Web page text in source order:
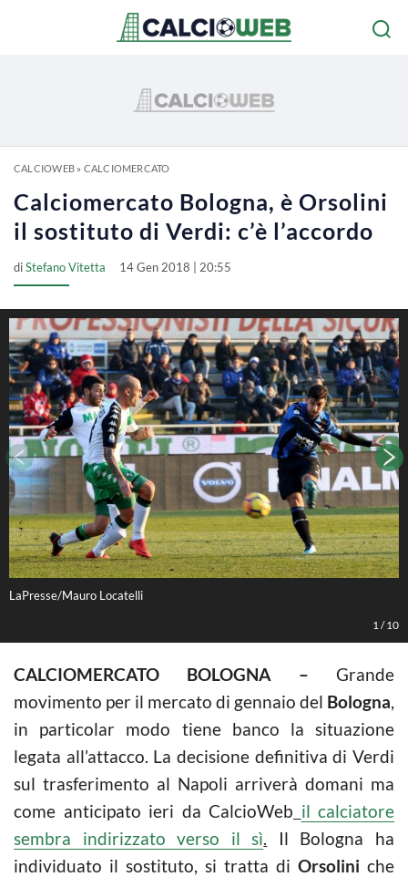
CALCIOWEB» CALCIOMERCATO
Calciomercato Bologna, è Orsolini
il sostituto di Verdi: c’è l’accordo
diStefano Vitetta 14 Gen 2018 | 20:55
LaPresse/Mauro Locatelli
1 /10
CALCIOMERCATO BOLOGNA – Grande
movimento per il mercato di gennaio del Bologna,
in particolar modo tiene banco la situazione
legata all’attacco. La decisione definitiva di Verdi
sul trasferimento al Napoli arriverà domani ma
come anticipato ieri da CalcioWeb il calciatore
sembra indirizzato verso il sì. Il Bologna ha
individuato il sostituto, si tratta di Orsolini che